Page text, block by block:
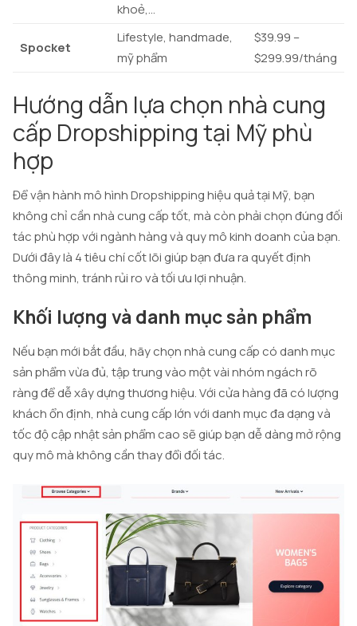
khoẻ,…
Spocket
Lifestyle, handmade,
mỹ phẩm
$39.99 –
$299.99/tháng
Hướng dẫn lựa chọn nhà cung
cấp Dropshipping tại Mỹ phù
hợp
Để vận hành mô hình Dropshipping hiệu quả tại Mỹ, bạn
không chỉ cần nhà cung cấp tốt, mà còn phải chọn đúng đối
tác phù hợp với ngành hàng và quy mô kinh doanh của bạn.
Dưới đây là 4 tiêu chí cốt lõi giúp bạn đưa ra quyết định
thông minh, tránh rủi ro và tối ưu lợi nhuận.
Khối lượng và danh mục sản phẩm
Nếu bạn mới bắt đầu, hãy chọn nhà cung cấp có danh mục
sản phẩm vừa đủ, tập trung vào một vài nhóm ngách rõ
ràng để dễ xây dựng thương hiệu. Với cửa hàng đã có lượng
khách ổn định, nhà cung cấp lớn với danh mục đa dạng và
tốc độ cập nhật sản phẩm cao sẽ giúp bạn dễ dàng mở rộng
quy mô mà không cần thay đổi đối tác.